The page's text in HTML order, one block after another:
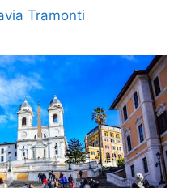
Tramonti